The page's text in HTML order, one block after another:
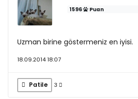
1596 Puan
Uzman birine göstermeniz en iyisi.
18.09.2014 18:07
Patile 3